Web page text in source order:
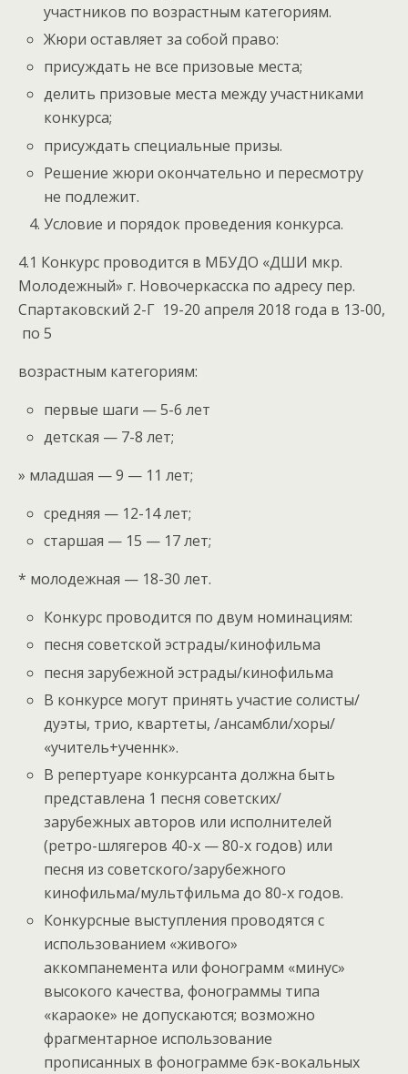
участников по возрастным категориям.
Жюри оставляет за собой право:
присуждать не все призовые места;
делить призовые места между участниками
конкурса;
присуждать специальные призы.
Решение жюри окончательно и пересмотру
не подлежит.
Условие и порядок проведения конкурса.
4.1 Конкурс проводится в МБУДО «ДШИ мкр.
Молодежный» г. Новочеркасска по адресу пер.
Спартаковский 2-Г 19-20 апреля 2018 года в 13-00,
по 5
возрастным категориям:
первые шаги — 5-6 лет
детская — 7-8 лет;
» младшая — 9 — 11 лет;
средняя — 12-14 лет;
старшая — 15 — 17 лет;
* молодежная — 18-30 лет.
Конкурс проводится по двум номинациям:
песня советской эстрады/кинофильма
песня зарубежной эстрады/кинофильма
В конкурсе могут принять участие солисты/
дуэты, трио, квартеты, /ансамбли/хоры/
«учитель+ученнк».
В репертуаре конкурсанта должна быть
представлена 1 песня советских/
зарубежных авторов или исполнителей
(ретро-шлягеров 40-х — 80-х годов) или
песня из советского/зарубежного
кинофильма/мультфильма до 80-х годов.
Конкурсные выступления проводятся с
использованием «живого»
аккомпанемента или фонограмм «минус»
высокого качества, фонограммы типа
«караоке» не допускаются; возможно
фрагментарное использование
прописанных в фонограмме бэк-вокальных